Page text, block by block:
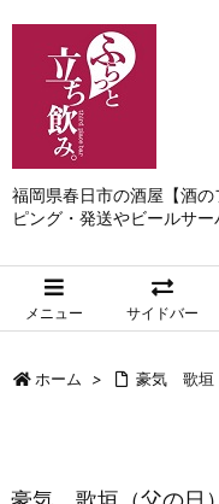
福岡県春日市の酒屋【酒
ピング・発送やビールサ
メニュー サイドバー
ホーム > 豪気 歌垣